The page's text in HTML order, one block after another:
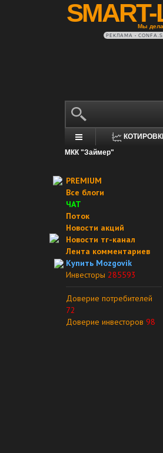
Мы
РЕКЛАМА •
МКК "Займер"
PREMIUM
Все блоги
ЧАТ
Поток
Новости акций
Новости тг-канал
Лента комментариев
Купить Mozgovik
Инвесторы 285593
Доверие потребителей
72
Доверие инвесторов 98